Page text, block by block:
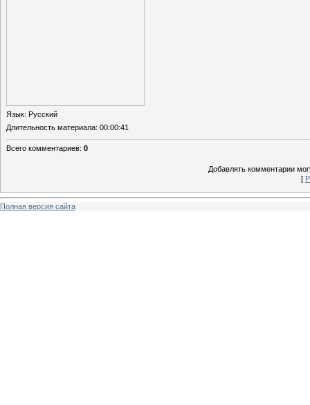
Язык: Русский
Длительность материала: 00:00:41
Всего комментариев: 0
Добавлять комментарии
[
Полная версия сайта